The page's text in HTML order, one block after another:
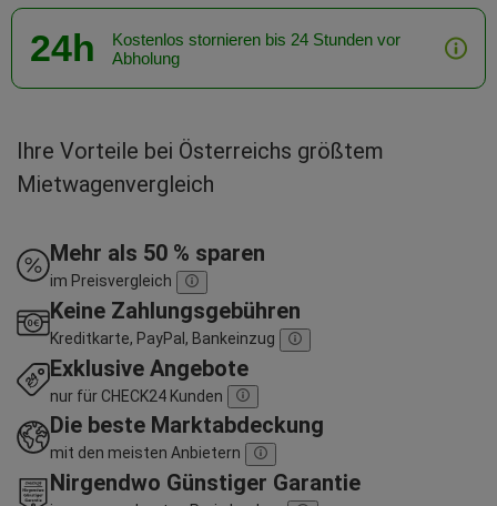
24h
Kostenlos stornieren bis 24 Stunden vor
Abholung
Ihre Vorteile bei Österreichs größtem
Mietwagenvergleich
Mehr als 50 % sparen
im Preisvergleich
Keine Zahlungsgebühren
Kreditkarte, PayPal, Bankeinzug
Exklusive Angebote
nur für CHECK24 Kunden
Die beste Marktabdeckung
mit den meisten Anbietern
Nirgendwo Günstiger Garantie